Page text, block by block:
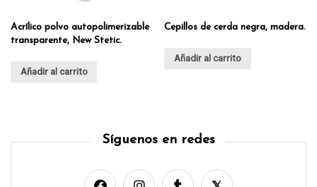
Acrílico polvo autopolimerizable
transparente, New Stetic.
Añadir al carrito
Cepillos de cerda negra, madera.
Añadir al carrito
Síguenos en redes